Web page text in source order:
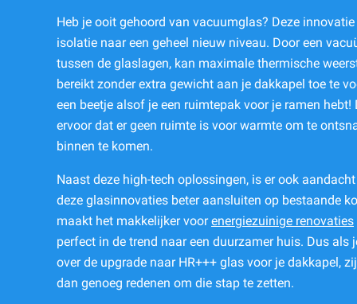
Heb je ooit gehoord van vacuumglas? Deze
isolatie naar een geheel nieuw niveau. Door een
tussen de glaslagen, kan maximale thermische
bereikt zonder extra gewicht aan je dakkapel toe te
een beetje alsof je een ruimtepak voor je ramen hebt!
ervoor dat er geen ruimte is voor warmte om te
binnen te komen.
Naast deze high-tech oplossingen, is er ook
deze glasinnovaties beter aansluiten op bestaande
maakt het makkelijker voorenergiezuinige renovaties
perfect in de trend naar een duurzamer huis. Dus als
over de upgrade naar HR+++ glas voor je dakkapel,
dan genoeg redenen om die stap te zetten.